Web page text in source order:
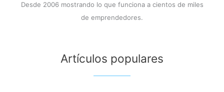
Desde 2006 mostrando lo que funciona a cientos de miles
de emprendedores.
Artículos populares